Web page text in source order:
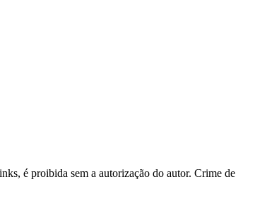
é proibida sem a autorização do autor. Crime de